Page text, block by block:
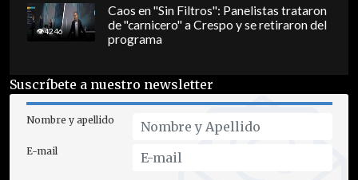
4246
Caos en "Sin Filtros": Panelistas trataron
de "carnicero" a Crespo y se retiraron del
programa
Suscríbete a nuestro newsletter
Nombre y apellido
E-mail